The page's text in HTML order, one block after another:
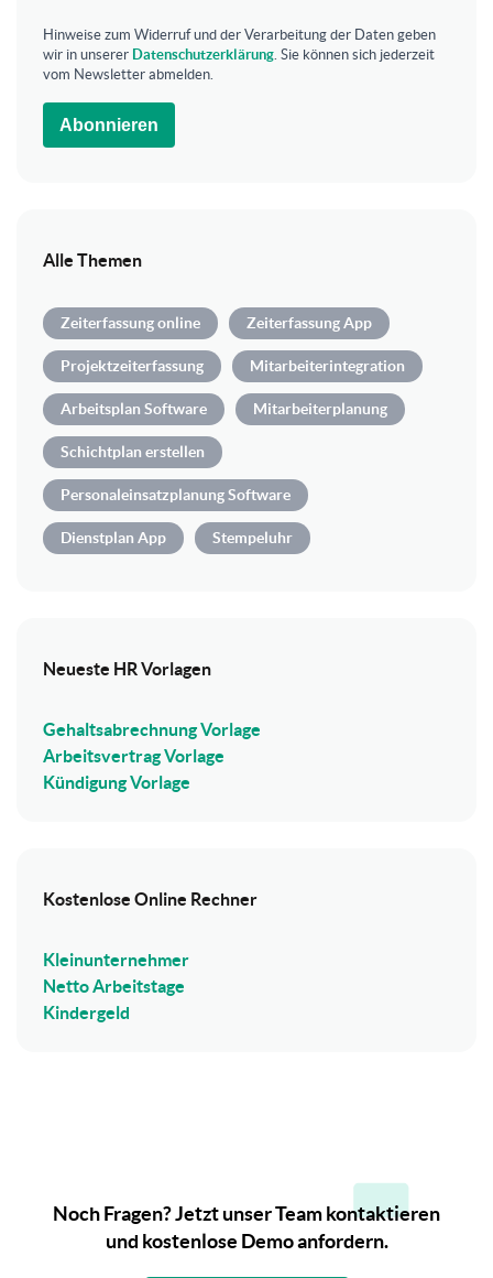
Hinweise zum Widerruf und der Verarbeitung der Daten geben
wir in unserer Datenschutzerklärung. Sie können sich jederzeit
vom Newsletter abmelden.
Abonnieren
Alle Themen
Zeiterfassung online Zeiterfassung App
Projektzeiterfassung Mitarbeiterintegration
Arbeitsplan Software Mitarbeiterplanung
Schichtplan erstellen
Personaleinsatzplanung Software
Dienstplan App Stempeluhr
Neueste HR Vorlagen
Gehaltsabrechnung Vorlage
Arbeitsvertrag Vorlage
Kündigung Vorlage
Kostenlose Online Rechner
Kleinunternehmer
Netto Arbeitstage
Kindergeld
Noch Fragen? Jetzt unser Team kontaktieren
und kostenlose Demo anfordern.